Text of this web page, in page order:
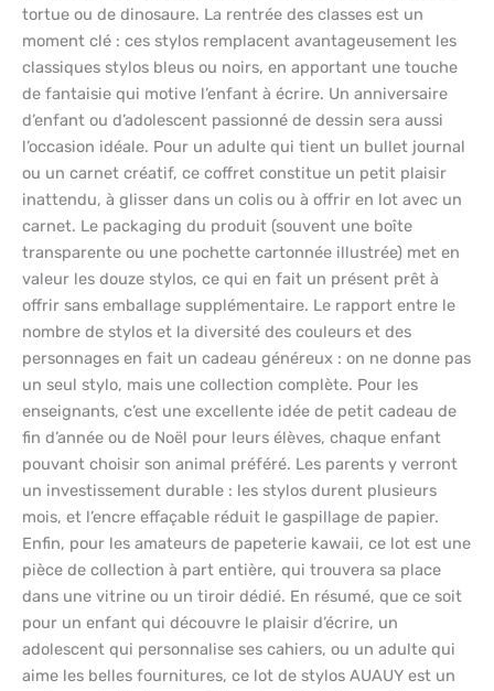
tortue ou de dinosaure. La rentrée des classes est un
moment clé : ces stylos remplacent avantageusement les
classiques stylos bleus ou noirs, en apportant une touche
de fantaisie qui motive l’enfant à écrire. Un anniversaire
d’enfant ou d’adolescent passionné de dessin sera aussi
l’occasion idéale. Pour un adulte qui tient un bullet journal
ou un carnet créatif, ce coffret constitue un petit plaisir
inattendu, à glisser dans un colis ou à offrir en lot avec un
carnet. Le packaging du produit (souvent une boîte
transparente ou une pochette cartonnée illustrée) met en
valeur les douze stylos, ce qui en fait un présent prêt à
offrir sans emballage supplémentaire. Le rapport entre le
nombre de stylos et la diversité des couleurs et des
personnages en fait un cadeau généreux : on ne donne pas
un seul stylo, mais une collection complète. Pour les
enseignants, c’est une excellente idée de petit cadeau de
fin d’année ou de Noël pour leurs élèves, chaque enfant
pouvant choisir son animal préféré. Les parents y verront
un investissement durable : les stylos durent plusieurs
mois, et l’encre effaçable réduit le gaspillage de papier.
Enfin, pour les amateurs de papeterie kawaii, ce lot est une
pièce de collection à part entière, qui trouvera sa place
dans une vitrine ou un tiroir dédié. En résumé, que ce soit
pour un enfant qui découvre le plaisir d’écrire, un
adolescent qui personnalise ses cahiers, ou un adulte qui
aime les belles fournitures, ce lot de stylos AUAUY est un